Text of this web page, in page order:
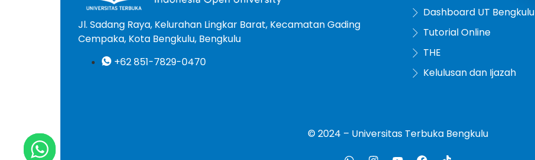
Jl. Sadang Raya, Kelurahan Lingkar Barat, Kecamatan Gading
Cempaka, Kota Bengkulu, Bengkulu
+62 851-7829-0470
Dashboard UT Bengkulu
Tutorial Online
THE
Kelulusan dan Ijazah
© 2024 – Universitas Terbuka Bengkulu